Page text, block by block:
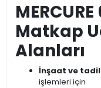
Matkap
Alanları
İnşaat ve
işlemleri için